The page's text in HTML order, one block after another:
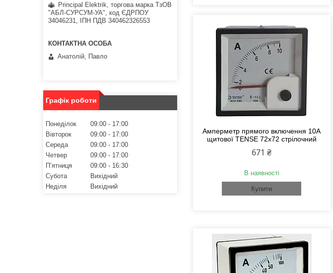
Амперметр прямого включення 10А
щитової TENSE 72х72 стрілочний
671 ₴
В наявності
Купити
Principal Elektrik, торгова марка ТзОВ
"АБЛ-СУРСУМ-УА", код ЄДРПОУ
34046231, ІПН ПДВ 340462326553
Анатолій, Павло
Графік роботи
Понеділок 09:00
17:00
Вівторок
09:00
17:00
Середа
09:00
17:00
Четвер
09:00
17:00
Пʼятниця
09:00
16:30
Субота
Вихідний
Неділя
Вихідний